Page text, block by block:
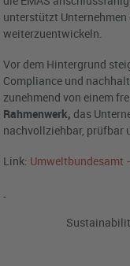
unterstützt
weiterzuentwickeln.
Vor dem Hintergrund
Compliance und
zunehmend von einem
Rahmenwerk, das
nachvollziehbar, prüfbar
Link: Umweltbundesamt